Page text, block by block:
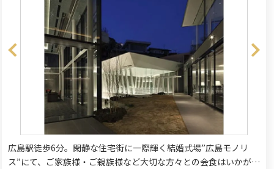
広島駅徒歩6分。閑静な住宅街に一際輝く結婚式場”広島モノリ
ス”にて、ご家族様・ご親族様など大切な方々との会食はいかがで